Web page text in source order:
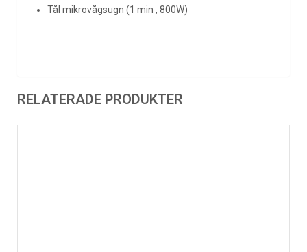
Tål mikrovågsugn (1 min , 800W)
RELATERADE PRODUKTER